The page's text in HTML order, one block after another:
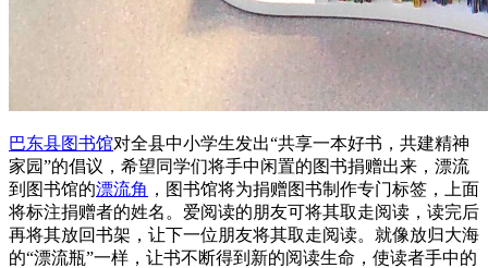
巴东县图书馆对全县中小学生发出“共享一本好书，共建精神
家园”的倡议，希望同学们将手中闲置的图书捐赠出来，漂流
到图书馆的漂流角 ，图书馆将为捐赠图书制作专门标签，上面
将标注捐赠者的姓名。爱阅读的朋友可将其取走阅读，读完后
再将其放回书架，让下一位朋友将其取走阅读。就像放归大海
的“漂流瓶”一样，让书不断得到新的阅读生命，使读者手中的